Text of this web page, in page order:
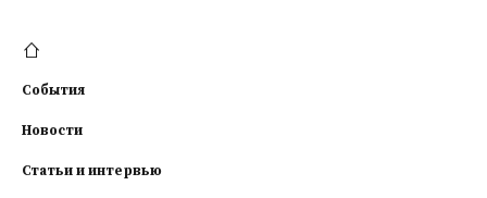
События
Новости
Статьи и интервью